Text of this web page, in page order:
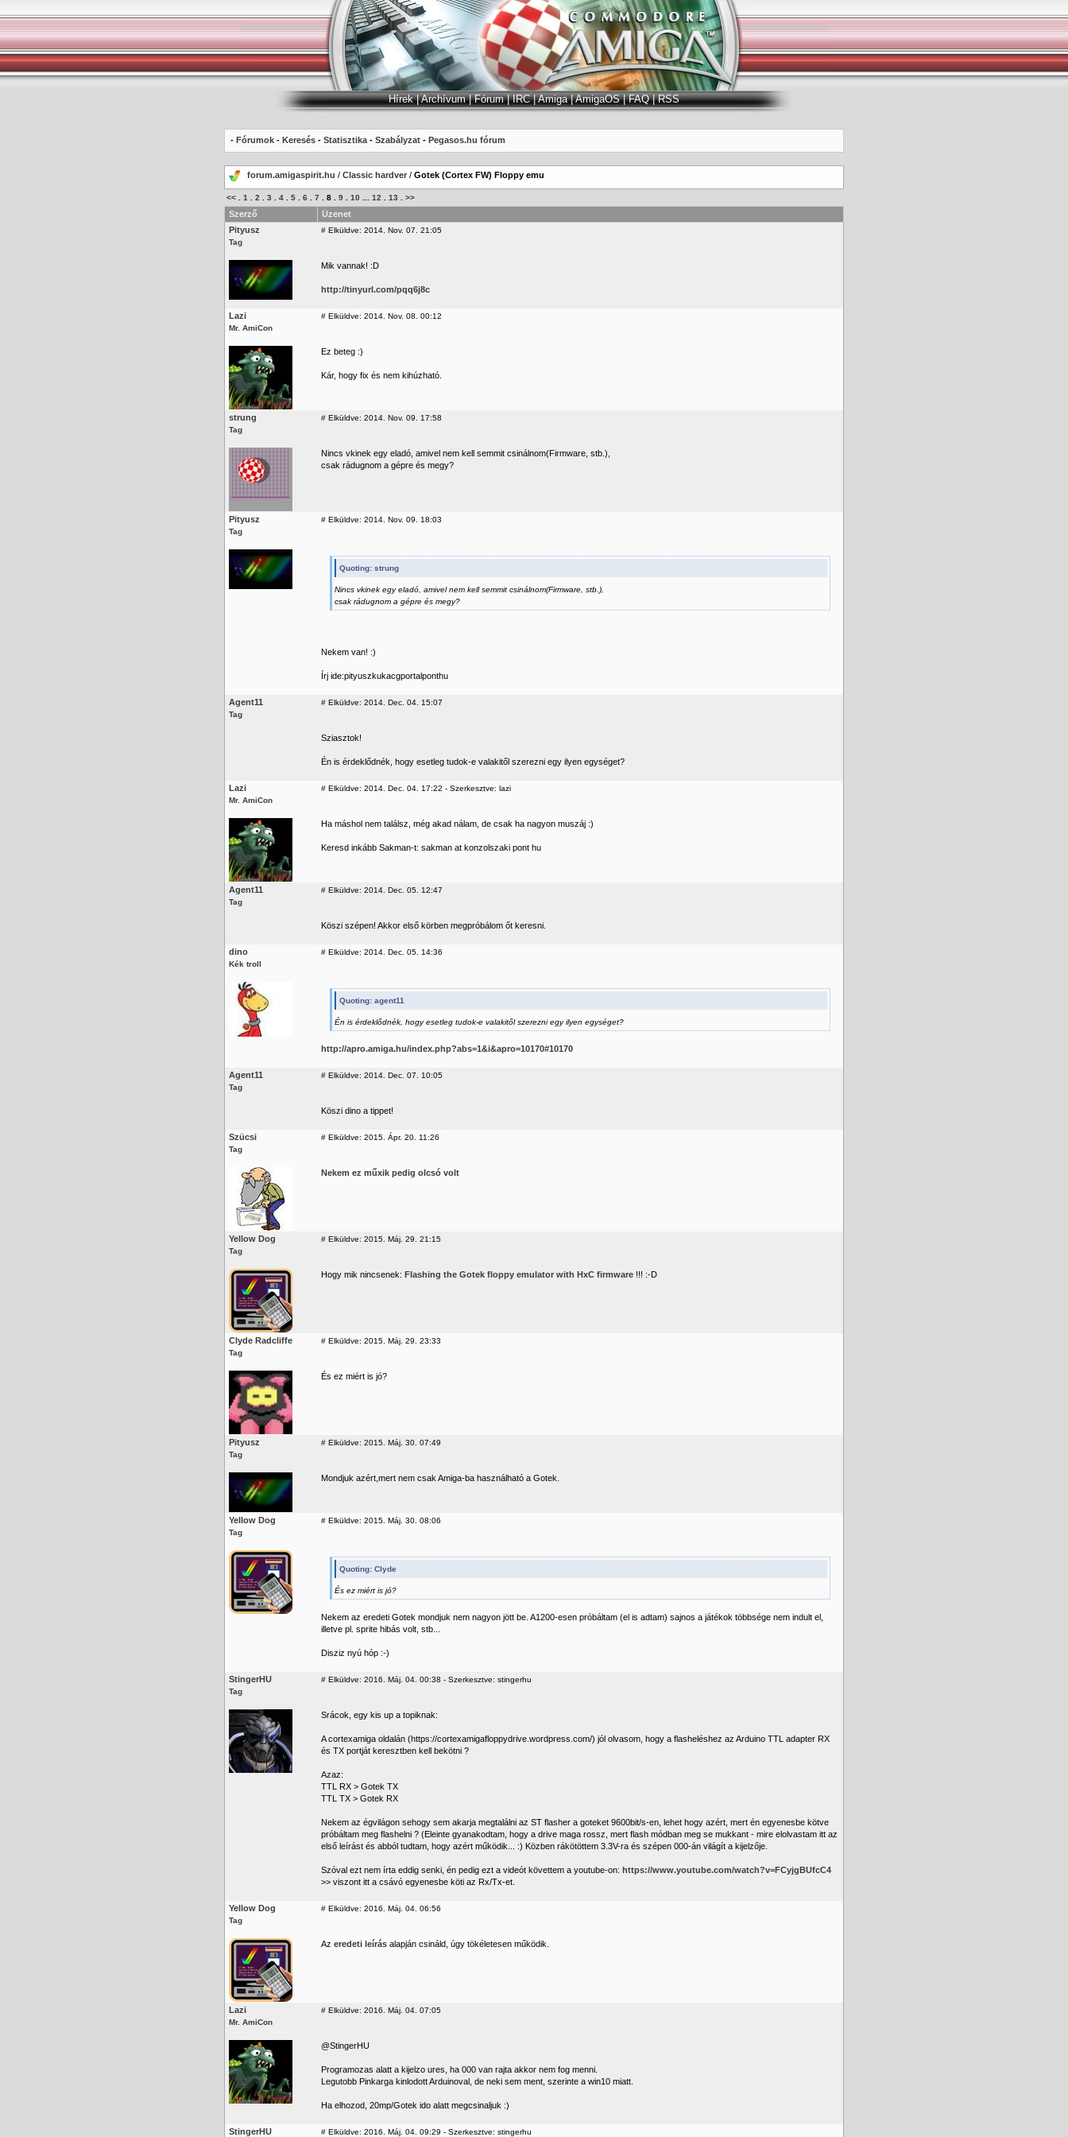
Hírek|Archívum|Fórum|IRC|Amiga|AmigaOS|FAQ|RSS
- Fórumok - Keresés - Statisztika - Szabályzat - Pegasos.hu fórum
forum.amigaspirit.hu / Classic hardver / Gotek (Cortex FW) Floppy emu
<< 1 2 3 4 5 6 7 8 9 10 12 13 >>
Szerző
Üzenet
Pityusz
Tag
# Elküldve: 2014. Nov. 07. 21:05
Mik vannak! :D
http://tinyurl.com/pqq6j8c
Lazi
Mr. AmiCon
# Elküldve: 2014. Nov. 08. 00:12
Ez beteg :)
Kár, hogy fix és nem kihúzható.
strung
Tag
# Elküldve: 2014. Nov. 09. 17:58
Nincs vkinek egy eladó, amivel nem kell semmit csinálnom(Firmware, stb.),
csak rádugnom a gépre és megy?
Pityusz
Tag
# Elküldve: 2014. Nov. 09. 18:03
Quoting: strung
Nincs vkinek egy eladó, amivel nem kell semmit csinálnom(Firmware, stb.),
csak rádugnom a gépre és megy?
Nekem van! :)
Írj ide:pityuszkukacgportalponthu
Agent11
Tag
# Elküldve: 2014. Dec. 04. 15:07
Sziasztok!
Én is érdeklődnék, hogy esetleg tudok-e valakitől szerezni egy ilyen egységet?
Lazi
Mr. AmiCon
# Elküldve: 2014. Dec. 04. 17:22 - Szerkesztve: lazi
Ha máshol nem találsz, még akad nálam, de csak ha nagyon muszáj :)
Keresd inkább Sakman-t: sakman at konzolszaki pont hu
Agent11
Tag
# Elküldve: 2014. Dec. 05. 12:47
Köszi szépen! Akkor első körben megpróbálom őt keresni.
dino
Kék troll
# Elküldve: 2014. Dec. 05. 14:36
Quoting: agent11
Én is érdeklődnék, hogy esetleg tudok-e valakitől szerezni egy ilyen egységet?
http://apro.amiga.hu/index.php?abs=1&i&apro=10170#10170
Agent11
Tag
# Elküldve: 2014. Dec. 07. 10:05
Köszi dino a tippet!
Szücsi
Tag
# Elküldve: 2015. Ápr. 20. 11:26
Nekem ez műxik pedig olcsó volt
Yellow Dog
Tag
# Elküldve: 2015. Máj. 29. 21:15
Hogy mik nincsenek: Flashing the Gotek floppy emulator with HxC firmware !!! :-D
Clyde Radcliffe
Tag
# Elküldve: 2015. Máj. 29. 23:33
És ez miért is jó?
Pityusz
Tag
# Elküldve: 2015. Máj. 30. 07:49
Mondjuk azért,mert nem csak Amiga-ba használható a Gotek.
Yellow Dog
Tag
# Elküldve: 2015. Máj. 30. 08:06
Quoting: Clyde
És ez miért is jó?
Nekem az eredeti Gotek mondjuk nem nagyon jött be. A1200-esen próbáltam (el is adtam) sajnos a játékok többsége nem indult el,
illetve pl. sprite hibás volt, stb...
Disziz nyú hóp :-)
StingerHU
Tag
# Elküldve: 2016. Máj. 04. 00:38 - Szerkesztve: stingerhu
Srácok, egy kis up a topiknak:
A cortexamiga oldalán (https://cortexamigafloppydrive.wordpress.com/) jól olvasom, hogy a flasheléshez az Arduino TTL adapter RX
és TX portját keresztben kell bekötni ?
Azaz:
TTL RX > Gotek TX
TTL TX > Gotek RX
Nekem az égvilágon sehogy sem akarja megtalálni az ST flasher a goteket 9600bit/s-en, lehet hogy azért, mert én egyenesbe kötve
próbáltam meg flashelni ? (Eleinte gyanakodtam, hogy a drive maga rossz, mert flash módban meg se mukkant - mire elolvastam itt az
első leírást és abból tudtam, hogy azért működik... :) Közben rákötöttem 3.3V-ra és szépen 000-án világít a kijelzője.
Szóval ezt nem írta eddig senki, én pedig ezt a videót követtem a youtube-on: https://www.youtube.com/watch?v=FCyjgBUfcC4
>> viszont itt a csávó egyenesbe köti az Rx/Tx-et.
Yellow Dog
Tag
# Elküldve: 2016. Máj. 04. 06:56
Az eredeti leírás alapján csináld, úgy tökéletesen működik.
Lazi
Mr. AmiCon
# Elküldve: 2016. Máj. 04. 07:05
@StingerHU
Programozas alatt a kijelzo ures, ha 000 van rajta akkor nem fog menni.
Legutobb Pinkarga kinlodott Arduinoval, de neki sem ment, szerinte a win10 miatt.
Ha elhozod, 20mp/Gotek ido alatt megcsinaljuk :)
StingerHU # Elküldve: 2016. Máj. 04. 09:29 - Szerkesztve: stingerhu